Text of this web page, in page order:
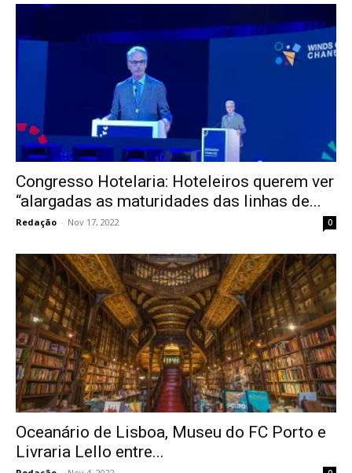
Congresso Hotelaria: Hoteleiros querem ver
“alargadas as maturidades das linhas de...
Redação - Nov 17, 2022 0
Oceanário de Lisboa, Museu do FC Porto e
Livraria Lello entre...